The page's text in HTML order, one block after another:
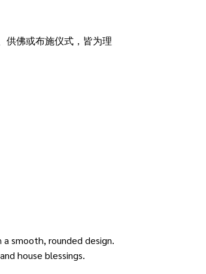
供佛或布施仪式，皆为理
smooth, rounded design.
house blessings.